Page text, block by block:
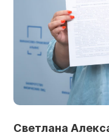
Светлана